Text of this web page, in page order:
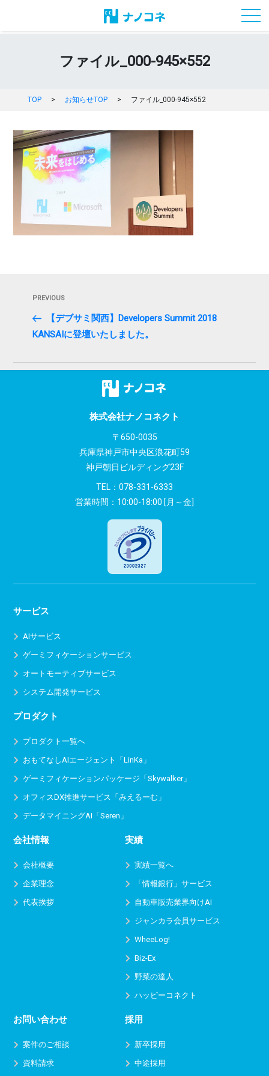
ファイル_000-945×552
TOP > お知らせTOP > ファイル_000-945×552
ナ
ゲ
Previous
Post
PREVIOUS
【デブサミ関西】Developers Summit 2018
KANSAIに登壇いたしました。
株式会社ナノコネクト
〒650-0035
兵庫県神戸市中央区浪花町59
神戸朝日ビルディング23F
TEL： 078-331-6333
営業時間：10:00-18:00 [月～金]
サービス
AIサービス
ゲーミフィケーションサービス
オートモーティブサービス
システム開発サービス
プロダクト
プロダクト一覧へ
おもてなしAIエージェント「LinKa」
ゲーミフィケーションパッケージ「Skywalker」
オフィスDX推進サービス 「みえるーむ」
データマイニングAI「Seren」
会社情報
会社概要
企業理念
代表挨拶
実績
実績一覧へ
「情報銀行」サービス
自動車販売業界向けAI
ジャンカラ会員サービス
WheeLog!
Biz-Ex
野菜の達人
ハッピーコネクト
お問い合わせ
案件のご相談
資料請求
採用
新卒採用
中途採用